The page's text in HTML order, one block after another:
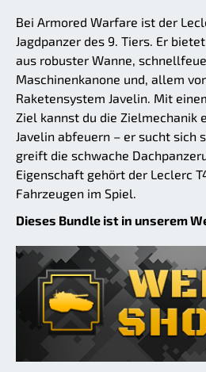
Bei Armored Warfare ist der
Jagdpanzer des 9. Tiers. Er
aus robuster Wanne,
Maschinenkanone und, allem
Raketensystem Javelin. Mit
Ziel kannst du die Zielmechanik
Javelin abfeuern – er sucht sich
greift die schwache
Eigenschaft gehört der Leclerc
Fahrzeugen im Spiel.
Dieses Bundle ist in unserem